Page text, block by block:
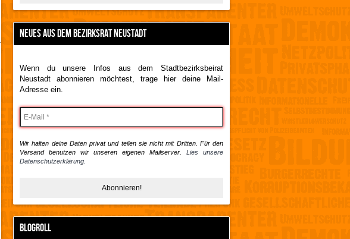
NEUES AUS DEM BEZIRKSRAT NEUSTADT
Wenn du unsere Infos aus dem Stadtbezirksbeirat
Neustadt abonnieren möchtest, trage hier deine Mail-
Adresse ein.
Wir halten deine Daten privat und teilen sie nicht mit Dritten. Für den
Versand benutzen wir unseren eigenen Mailserver. Lies unsere
Datenschutzerklärung.
BLOGROLL